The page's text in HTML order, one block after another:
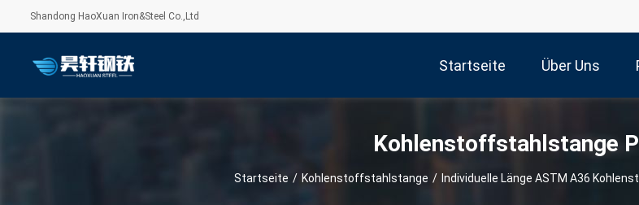
Shandong HaoXuan Iron&Steel Co.,Ltd
Startseite Über Uns
Kohlenstoffstahlstange
Startseite / Kohlenstoffstahlstange / Individuelle Länge ASTM A36